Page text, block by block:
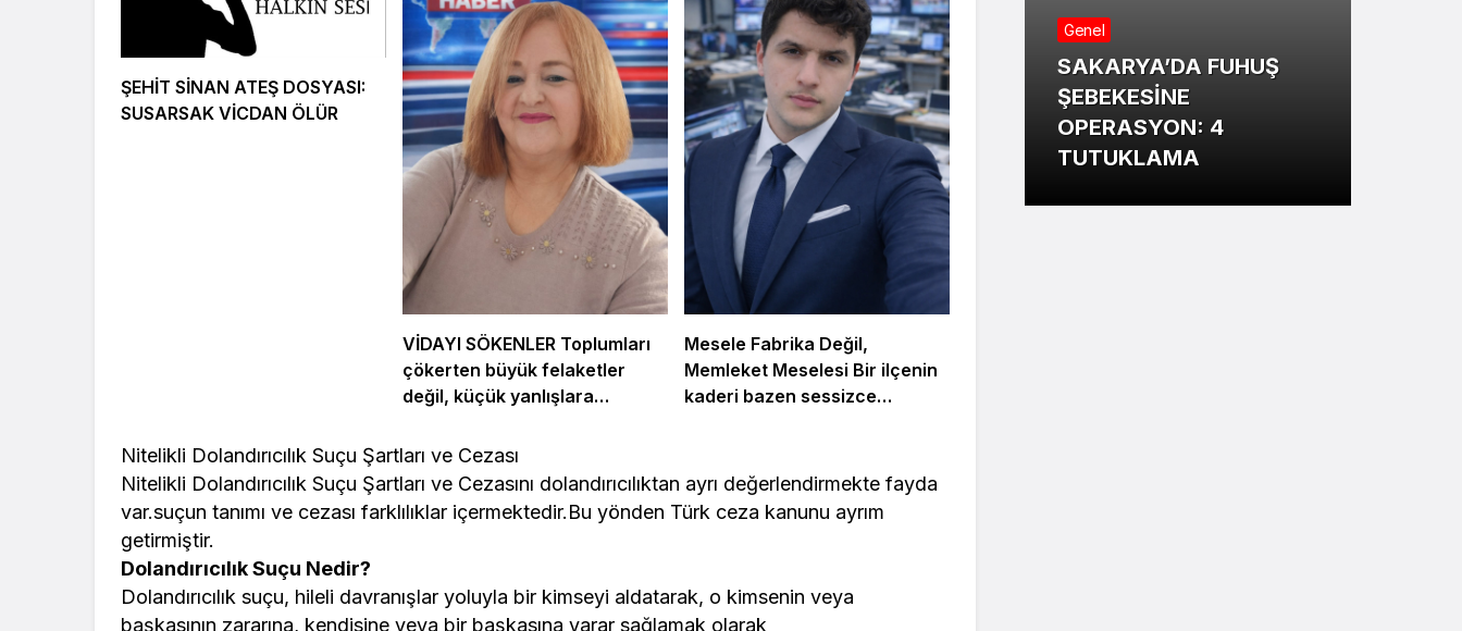
ŞEHİT SİNAN ATEŞ DOSYASI:
SUSARSAK VİCDAN ÖLÜR
VİDAYI SÖKENLER Toplumları
çökerten büyük felaketler
değil, küçük yanlışlara
Mesele Fabrika Değil,
Memleket Meselesi Bir ilçenin
kaderi bazen sessizce
Nitelikli Dolandırıcılık Suçu Şartları ve Cezası
Nitelikli Dolandırıcılık Suçu Şartları ve Cezasını dolandırıcılıktan ayrı değerlendirmekte fayda
var.suçun tanımı ve cezası farklılıklar içermektedir.Bu yönden Türk ceza kanunu ayrım
getirmiştir.
Dolandırıcılık Suçu Nedir?
Dolandırıcılık suçu, hileli davranışlar yoluyla bir kimseyi aldatarak, o kimsenin veya
başkasının zararına, kendisine veya bir başkasına yarar sağlamak olarak
Türk Müziğinin
Unutulmaz İsmi Tanju
Okan Vefat Yıl
Ekonomi
Mersin’de Ekonomi ve
Siyaset Gündemi:
Önemli İsimler Bir Araya
Geldi
Genel
Osmaniye Polis Evi’nde
“Şark Köşesi” Açıldı
Genel
SAKARYA’DA FUHUŞ
ŞEBEKESİNE
OPERASYON: 4
TUTUKLAMA